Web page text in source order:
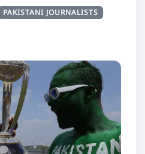
PAKISTANI JOURNALISTS